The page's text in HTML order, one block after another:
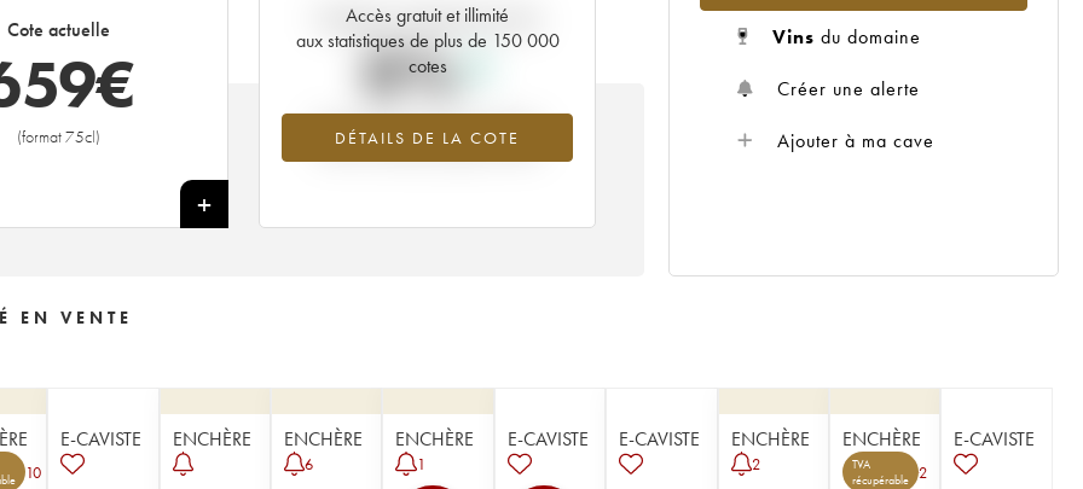
Cote actuelle
€
(format 75cl)
+
Accès gratuit et illimité
aux statistiques de plus de 150 000
cotes
DÉTAILS DE LA COTE
Tendance actuelle de la cote
0%
Tendance à la hausse du millésime
1938 en 2026 par rapport à 2025
Vins du domaine
Créer une alerte
Ajouter à ma cave
EN VENTE
10
E-CAVISTE ENCHÈRE ENCHÈRE
6
ENCHÈRE
1
E-CAVISTE E-CAVISTE ENCHÈRE
2
ENCHÈRE
TVA
récupérable
2
E-CAVISTE